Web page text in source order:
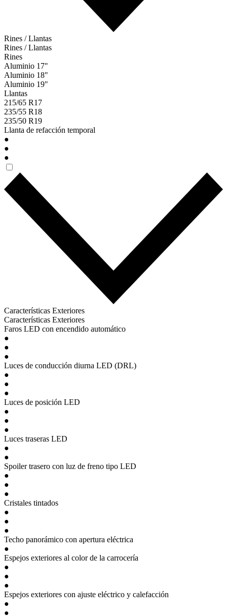
Rines / Llantas
Rines / Llantas
Rines
Aluminio 17"
Aluminio 18"
Aluminio 19"
Llantas
215/65 R17
235/55 R18
235/50 R19
Llanta de refacción temporal
●
●
●
Características Exteriores
Características Exteriores
Faros LED con encendido automático
●
●
●
Luces de conducción diurna LED (DRL)
●
●
●
Luces de posición LED
●
●
●
Luces traseras LED
●
●
Spoiler trasero con luz de freno tipo LED
●
●
●
Cristales tintados
●
●
●
Techo panorámico con apertura eléctrica
●
Espejos exteriores al color de la carrocería
●
●
●
Espejos exteriores con ajuste eléctrico y calefacción
●
●